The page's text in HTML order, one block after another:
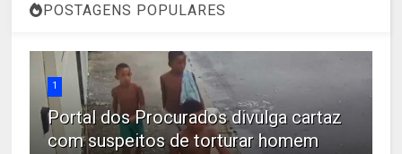
POSTAGENS POPULARES
1
Portal dos Procurados divulga cartaz
com suspeitos de torturar homem